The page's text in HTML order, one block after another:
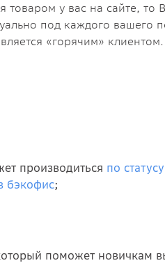
товаром у вас на сайте,
под каждого вашего
«горячим»
производиться по
бэкофис;
поможет новичкам